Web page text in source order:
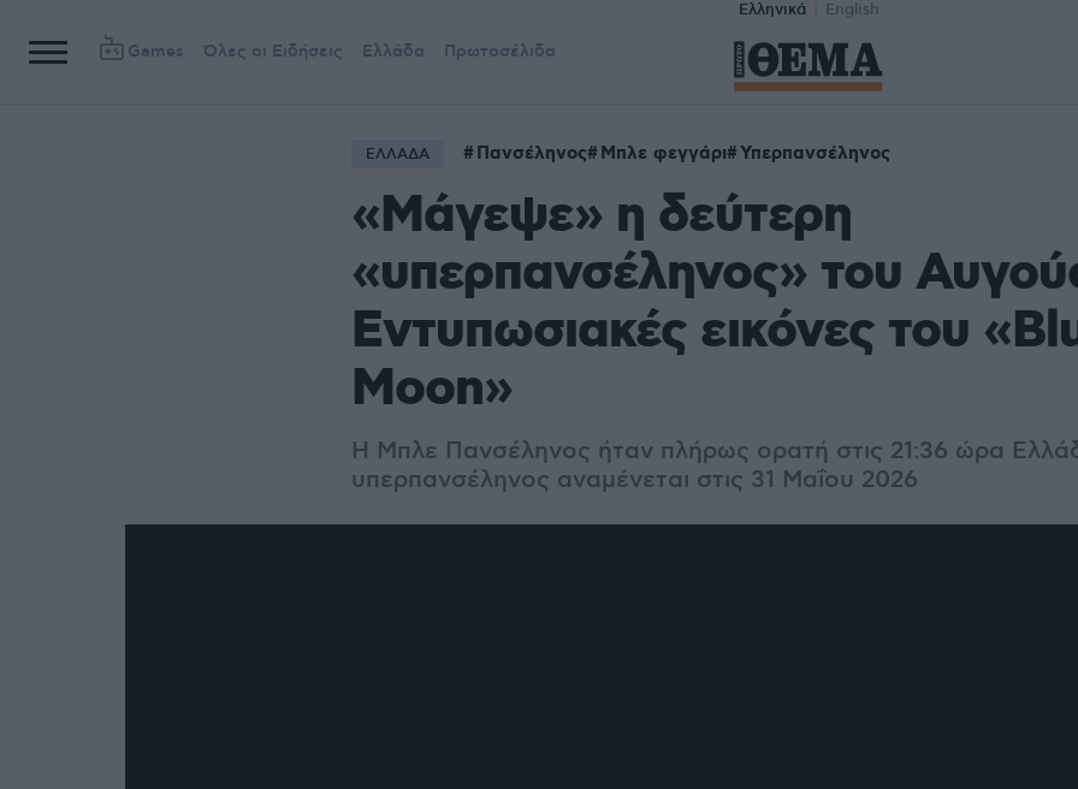
Ελληνικά English
Games Όλες οι Ειδήσεις Ελλάδα Πρωτοσέλιδα
ΕΛΛΑΔΑ Πανσέληνος Μπλε φεγγάρι Υπερπανσέληνος
«Μάγεψε» η δεύτερη
«υπερπανσέληνος» του
Εντυπωσιακές εικόνες του
Moon»
Η Μπλε Πανσέληνος ήταν πλήρως ορατή στις 21:36 ώρα
υπερπανσέληνος αναμένεται στις 31 Μαΐου 2026